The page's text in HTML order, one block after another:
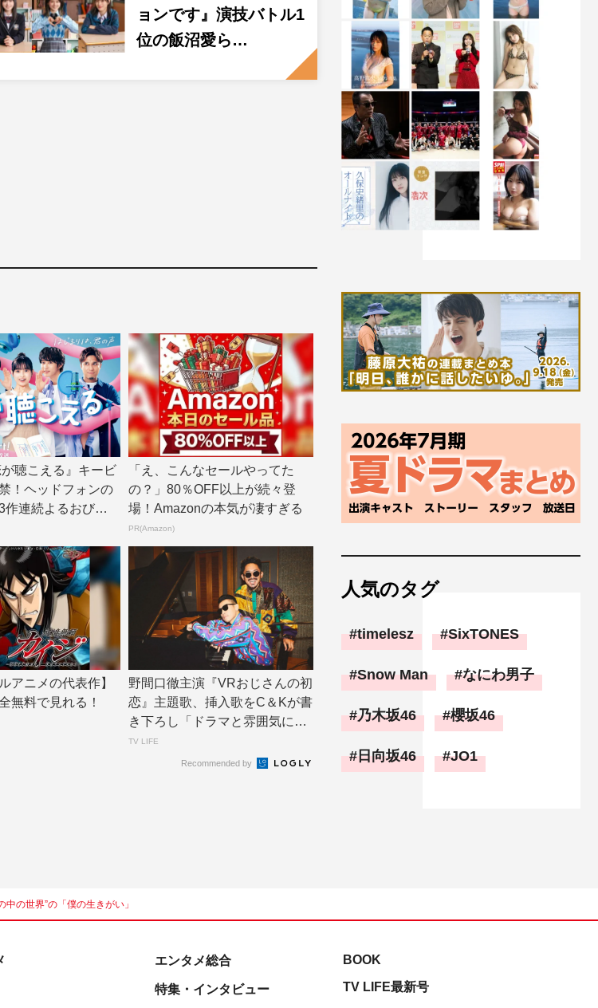
ョンです』演技バトル1
位の飯沼愛ら…
が聴こえる』キービ
！ヘッドフォンの
作連続よるおびド
「え、こんなセールやってた
の？」80％OFF以上が続々登
場！Amazonの本気が凄すぎる
PR(Amazon)
アニメの代表作】
無料で見れる！
野間口徹主演『VRおじさんの初
恋』主題歌、挿入歌をC＆Kが書
き下ろし「ドラマと雰囲気にば
っちりハマっ...
TV LIFE
Recommended by
人気のタグ
timelesz SixTONES
Snow Man なにわ男子
乃木坂46 櫻坂46
日向坂46 JO1
の世界”の「僕の生きがい」
エンタメ総合
特集・インタビュー
BOOK
TV LIFE最新号